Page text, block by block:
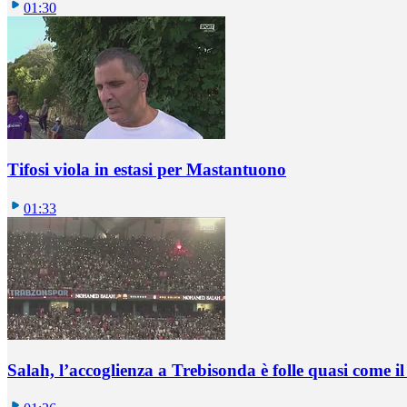
01:30
Tifosi viola in estasi per Mastantuono
01:33
Salah, l’accoglienza a Trebisonda è folle quasi come